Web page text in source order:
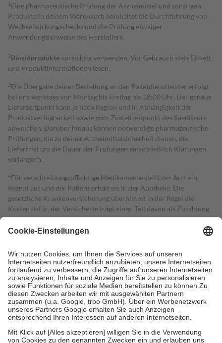
1 Eine pharmazeutische Prüfung der Arzneimittel und sonstigen
Produkte in deinem Warenkorb beinhaltet die Durchführung von
Wechselwirkungschecks und die Prüfung etwaiger
Anwendungshinweise des Herstellers.
2Biozidproduktevorsichtig verwenden. Vor Gebrauch stets Etikett
und Produktinformationen lesen.
3Die Übergabe deiner Bestellung an den Paketdienstleister erfolgt
bei uns werktags von Montag bis Freitag bis 18:00 Uhr. Der genaue
Lieferzeitpunkt kann je nach Region und in Abhängigkeit der
Produktverfügbarkeit sowie vom Zustellzeitpunkt des Spediteurs
abweichen. Darüber hinaus können notwendige pharmazeutische
Prüfungen, die zu deiner Arzneimittelsicherheit dienen, die
Lieferfrist um die Dauer der Prüfungen einschließlich Klärungen
verlängern.
4Für verschreibungspflichtige Medikamente stellt der Arzt ein
Rezept aus und der Patient erhält sie in der Apotheke. Die
gesetzliche Krankenversicherung übernimmt in der Regel die
Kosten dafür, der Versicherte trägt einen Teil davon als Zuzahlung
mit.
Grundsätzlich leisten Mitglieder Zuzahlungen in Höhe von zehn
höchstens zehn Euro.
Es sind jedoch nie mehr als die tatsächlichen
Kosten der Leistung zu entrichten.
Diese Regeln gelten grundsätzlich auch für Online-Apotheken.
Bei Heilmitteln und häuslicher Krankenpflege beträgt die
Zuzahlung zehn Prozent der Kosten sowie zehn Euro je
Verordnung.
Um das Engagement der Versicherten für ihre eigene Gesundheit zu
stärken und die besondere Stellung der Familie zu unterstützen,
fallenkeine Zuzahlungenan bei: